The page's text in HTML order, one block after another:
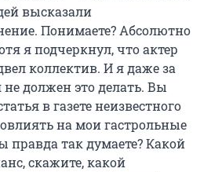
высказали
Понимаете? Абсолютно
я подчеркнул, что актер
коллектив. И я даже за
не должен это делать. Вы
в газете неизвестного
на мои гастрольные
правда так думаете? Какой
скажите, какой